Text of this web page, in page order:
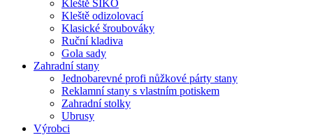
Kleště SIKO
Kleště odizolovací
Klasické šroubováky
Ruční kladiva
Gola sady
Zahradní stany
Jednobarevné profi nůžkové párty stany
Reklamní stany s vlastním potiskem
Zahradní stolky
Ubrusy
Výrobci